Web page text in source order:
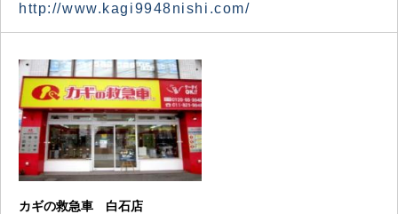
http://www.kagi9948nishi.com/
カギの救急車 白石店